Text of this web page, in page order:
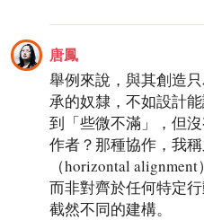
唐鳳
舉例來說，與其創造
承的奴隸，不如設計
到「些微不滿」，但
作者？那種協作，我稱
（horizontal
而非對齊於任何特定
截然不同的建構。